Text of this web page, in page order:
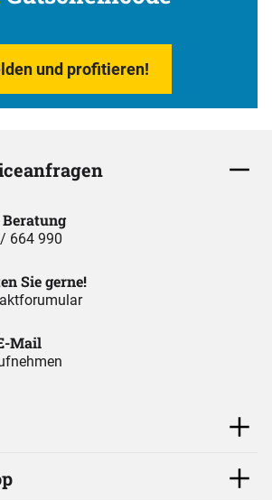
und profitieren!
Beratung
664 990
Sie gerne!
Mail